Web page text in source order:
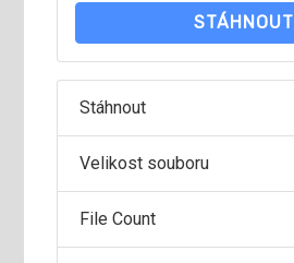
STÁHNOUT
Stáhnout
Velikost souboru
File Count